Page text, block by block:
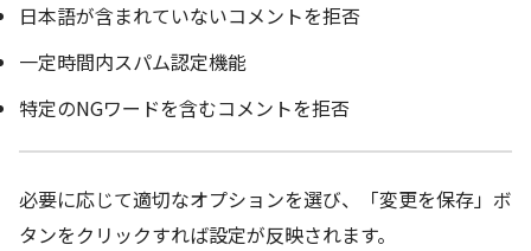
日本語が含まれていないコメントを拒否
一定時間内スパム認定機能
特定のNGワードを含むコメントを拒否
必要に応じて適切なオプションを選び、「変更を保存」ボ
タンをクリックすれば設定が反映されます。